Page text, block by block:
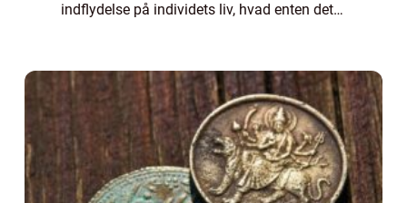
indflydelse på individets liv, hvad enten det